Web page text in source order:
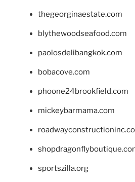
thegeorginaestate.com
blythewoodseafood.com
paolosdelibangkok.com
bobacove.com
phoone24brookfield.com
mickeybarmama.com
sportszilla.org